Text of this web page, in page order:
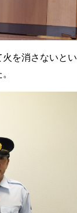
を消さないとい